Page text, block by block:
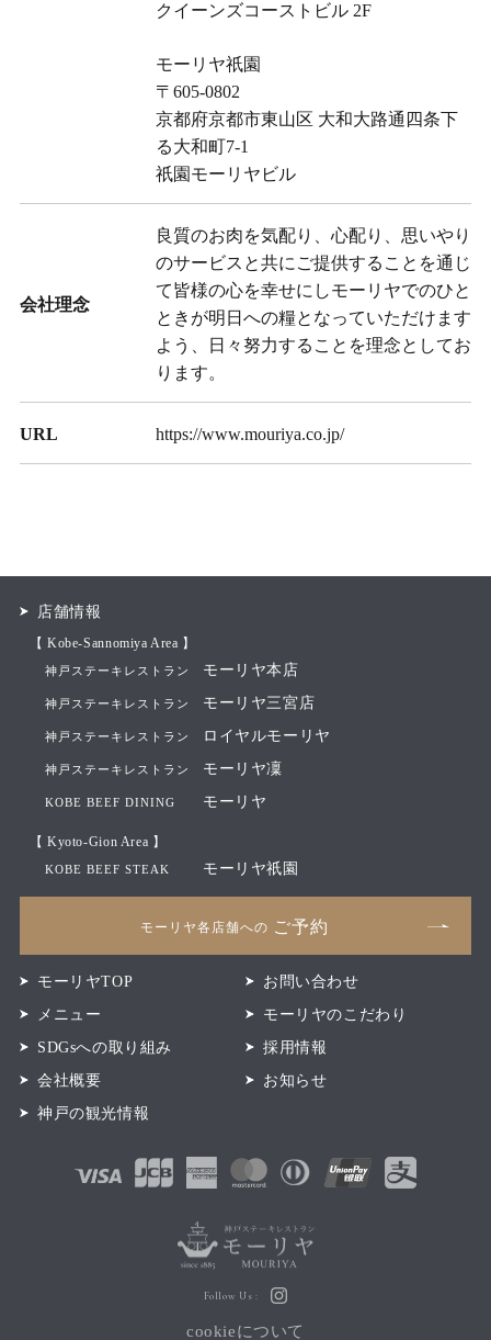
クイーンズコーストビル 2F
モーリヤ祇園
〒605-0802
京都府京都市東山区 大和大路通四条下
る大和町7-1
祇園モーリヤビル
会社理念
良質のお肉を気配り、心配り、思いやり
のサービスと共にご提供することを通じ
て皆様の心を幸せにしモーリヤでのひと
ときが明日への糧となっていただけます
よう、日々努力することを理念としてお
ります。
URL https://www.mouriya.co.jp/
店舗情報
【 Kobe-Sannomiya Area 】
神戸ステーキレストラン モーリヤ本店
神戸ステーキレストラン モーリヤ三宮店
神戸ステーキレストラン ロイヤルモーリヤ
神戸ステーキレストラン モーリヤ凜
KOBE BEEF DINING モーリヤ
【 Kyoto-Gion Area 】
KOBE BEEF STEAK モーリヤ祇園
モーリヤ各店舗への ご予約
モーリヤTOP
お問い合わせ
メニュー
モーリヤのこだわり
SDGsへの取り組み
採用情報
会社概要
お知らせ
神戸の観光情報
Follow Us :
cookieについて